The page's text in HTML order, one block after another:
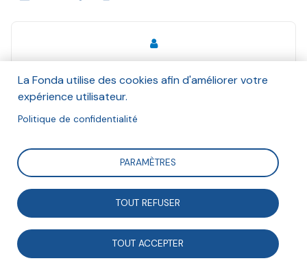
Laurent Costy
Et Centres d’Entraînement aux Méthodes
d’Éducation Actives (CEMÉA), Anna Maheu, La
Décembre 2022
Suivre
Dans la continuité des interrogations soulevées dans
La Fonda utilise des cookies afin d'améliorer votre
expérience utilisateur.
Politique de confidentialité
PARAMÈTRES
TOUT REFUSER
TOUT ACCEPTER